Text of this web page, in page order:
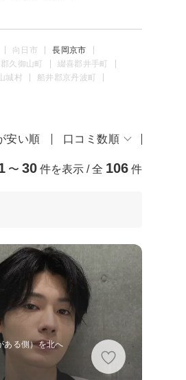
向日市
長岡京市
久御山町
綴喜郡井手町
城村
船井郡京丹波町
安い順 口コミ数順
〜 30 件を表示 / 全 106 件
ある側）を北へ